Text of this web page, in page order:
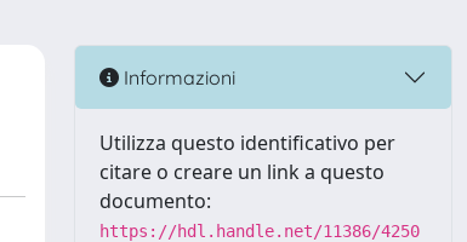
Informazioni
Utilizza questo identificativo per
citare o creare un link a questo
documento:
https://hdl.handle.net/11386/4250